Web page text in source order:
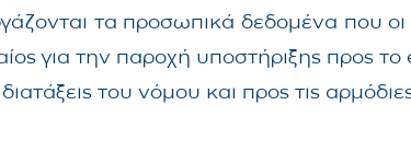
τα προσωπικά δεδομένα που
για την παροχή υποστήριξης προς
του νόμου και προς τις